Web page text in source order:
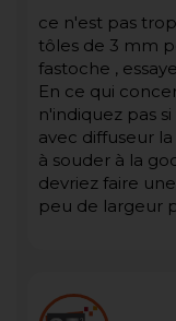
ce n'est pas
tôles de 3 mm
fastoche ,
En ce qui
n'indiquez pas
avec diffuseur
à souder à la
devriez faire
peu de largeur